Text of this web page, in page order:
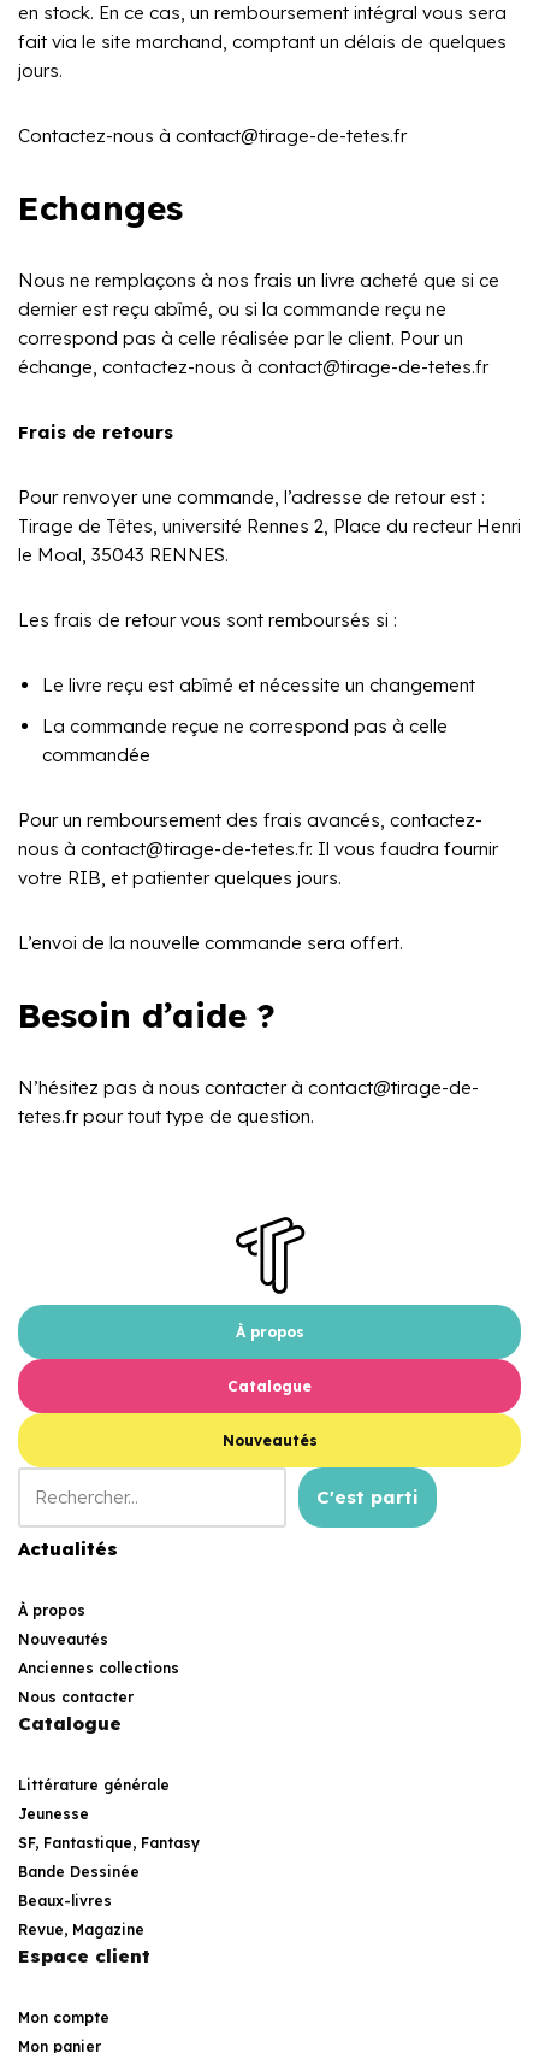
en stock. En ce cas, un remboursement intégral vous sera
fait via le site marchand, comptant un délais de quelques
jours.
Contactez-nous à contact@tirage-de-tetes.fr
Echanges
Nous ne remplaçons à nos frais un livre acheté que si ce
dernier est reçu abîmé, ou si la commande reçu ne
correspond pas à celle réalisée par le client. Pour un
échange, contactez-nous à contact@tirage-de-tetes.fr
Frais de retours
Pour renvoyer une commande, l’adresse de retour est :
Tirage de Têtes, université Rennes 2, Place du recteur Henri
le Moal, 35043 RENNES.
Les frais de retour vous sont remboursés si :
Le livre reçu est abîmé et nécessite un changement
La commande reçue ne correspond pas à celle
commandée
Pour un remboursement des frais avancés, contactez-
nous à contact@tirage-de-tetes.fr. Il vous faudra fournir
votre RIB, et patienter quelques jours.
L’envoi de la nouvelle commande sera offert.
Besoin d’aide ?
N’hésitez pas à nous contacter à contact@tirage-de-
tetes.fr pour tout type de question.
À propos
Catalogue
Nouveautés
C'est parti
Actualités
À propos
Nouveautés
Anciennes collections
Nous contacter
Catalogue
Littérature générale
Jeunesse
SF, Fantastique, Fantasy
Bande Dessinée
Beaux-livres
Revue, Magazine
Espace client
Mon compte
Mon panier